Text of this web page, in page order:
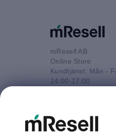
mResell AB
Online Store
Kundtjänst: Mån -
14:00-17:00
kontakt@mresell.se